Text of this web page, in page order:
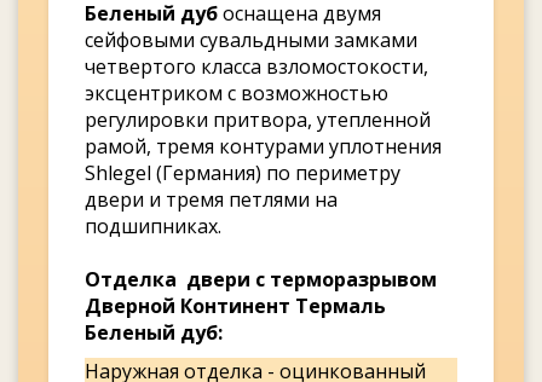
Беленый дубоснащена двумя
сейфовыми сувальдными замками
четвертого класса взломостокости,
эксцентриком с возможностью
регулировки притвора, утепленной
рамой, тремя контурами уплотнения
Shlegel (Германия) по периметру
двери и тремя петлями на
подшипниках.
Отделка двери с терморазрывом
Дверной Континент Термаль
Беленый дуб:
Наружная отделка - оцинкованный